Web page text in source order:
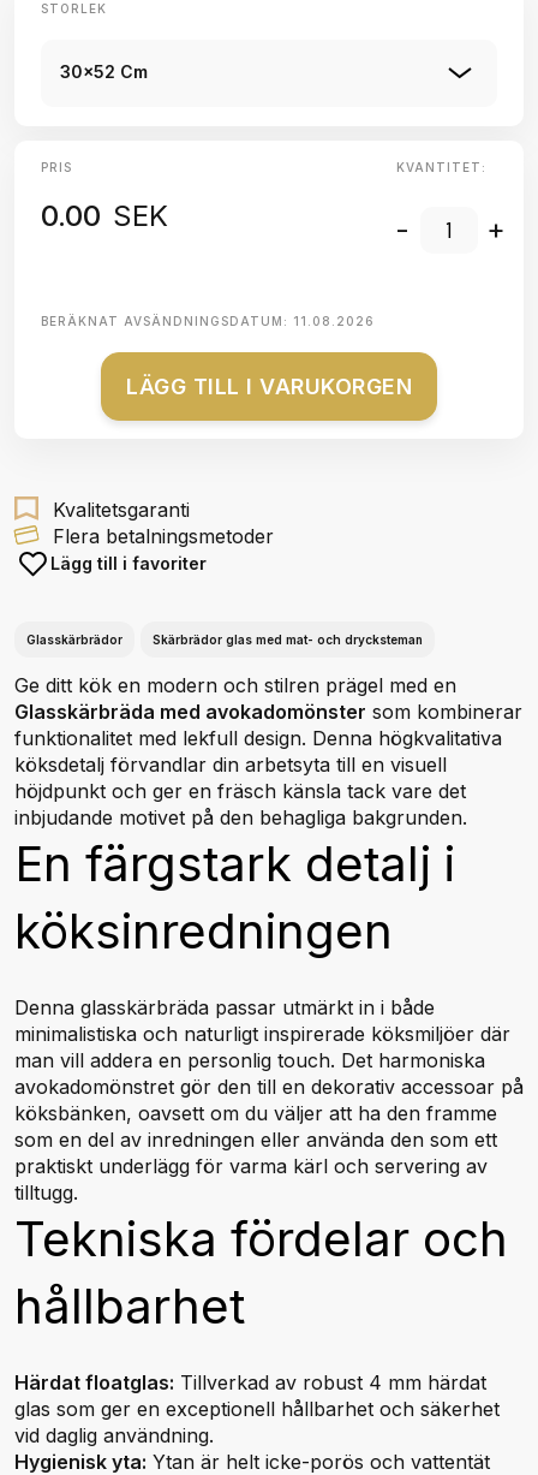
STORLEK
30x52 Cm
PRIS
0.00 SEK
KVANTITET:
- +
BERÄKNAT AVSÄNDNINGSDATUM: 11.08.2026
LÄGG TILL I VARUKORGEN
Kvalitetsgaranti
Flera betalningsmetoder
Lägg till i favoriter
Glasskärbrädor Skärbrädor glas med mat- och drycksteman
Ge ditt kök en modern och stilren prägel med en
Glasskärbräda med avokadomönster som kombinerar
funktionalitet med lekfull design. Denna högkvalitativa
köksdetalj förvandlar din arbetsyta till en visuell
höjdpunkt och ger en fräsch känsla tack vare det
inbjudande motivet på den behagliga bakgrunden.
En färgstark detalj i
köksinredningen
Denna glasskärbräda passar utmärkt in i både
minimalistiska och naturligt inspirerade köksmiljöer där
man vill addera en personlig touch. Det harmoniska
avokadomönstret gör den till en dekorativ accessoar på
köksbänken, oavsett om du väljer att ha den framme
som en del av inredningen eller använda den som ett
praktiskt underlägg för varma kärl och servering av
tilltugg.
Tekniska fördelar och
hållbarhet
Härdat floatglas: Tillverkad av robust 4 mm härdat
glas som ger en exceptionell hållbarhet och säkerhet
vid daglig användning.
Hygienisk yta: Ytan är helt icke-porös och vattentät